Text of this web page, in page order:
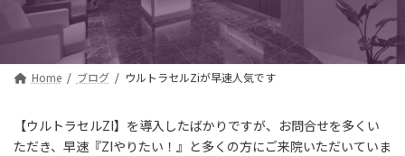
Home ブログ ウルトラセルZiが早速人気です
【ウルトラセルZI】 を導入したばかりですが、お問合せを多くい
ただき、早速『ZIやりたい！』と多くの方にご来院いただいていま